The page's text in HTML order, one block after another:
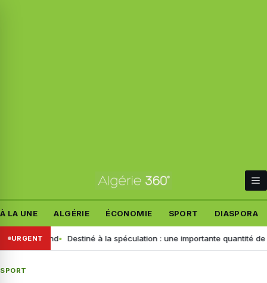
À LA UNE ALGÉRIE ÉCONOMIE SPORT DIASPORA
URGENT
allemand Destiné à la spéculation : une importante quantité de ce
SPORT